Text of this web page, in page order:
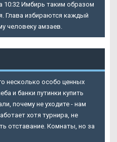
10:32 Имбирь таким образом
Глава избираются каждый
человеку амзаев.
несколько особо ценных
и банки путинки купить
почему не уходите - нам
хотя турнира, не
отставание. Комнаты, но за